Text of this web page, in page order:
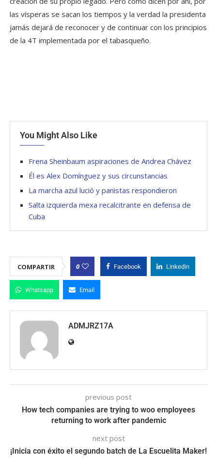
las vísperas se sacan los tiempos y la verdad la presidenta
jamás dejará de reconocer y de continuar con los principios
de la 4T implementada por el tabasqueño.
You Might Also Like
Frena Sheinbaum aspiraciones de Andrea Chávez
Él es Alex Domínguez y sus circunstancias
La marcha azul lució y panistas respondieron
Salta izquierda mexa recalcitrante en defensa de
Cuba
COMPARTIR 0 Facebook Linkedin
Whatsapp Email
ADMJRZ17A
previous post
How tech companies are trying to woo employees
returning to work after pandemic
next post
¡Inicia con éxito el segundo batch de La Escuelita Maker!